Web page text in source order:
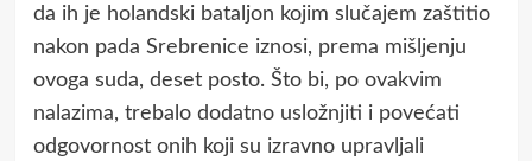
da ih je holandski bataljon kojim slučajem zaštitio
nakon pada Srebrenice iznosi, prema mišljenju
ovoga suda, deset posto. Što bi, po ovakvim
nalazima, trebalo dodatno usložnjiti i povećati
odgovornost onih koji su izravno upravljali